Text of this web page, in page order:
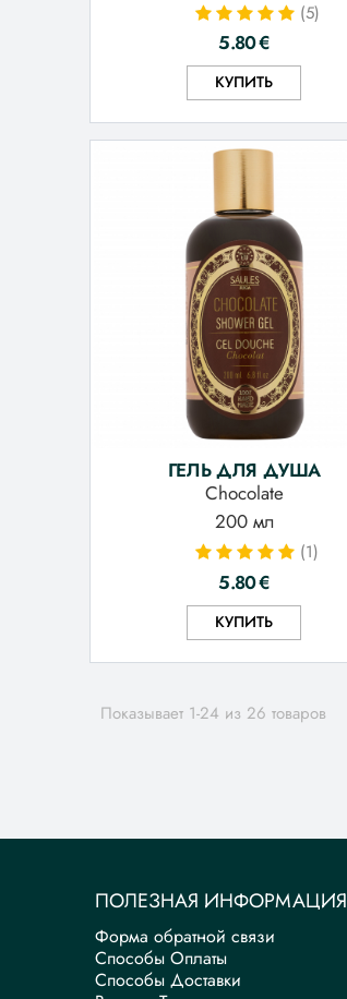
(5)
5.80€
КУПИТЬ
ГЕЛЬ ДЛЯ ДУША
Chocolate
200 мл
(1)
5.80€
КУПИТЬ
Показывает 1-24 из 26 товаров
ПОЛЕЗНАЯ ИНФОРМАЦИЯ
Форма обратной связи
Способы Оплаты
Способы Доставки